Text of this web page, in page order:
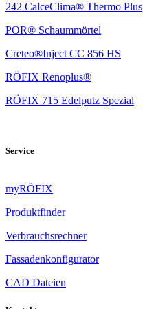
242 CalceClima® Thermo Plus
POR® Schaummörtel
Creteo®Inject CC 856 HS
RÖFIX Renoplus®
RÖFIX 715 Edelputz Spezial
Service
myRÖFIX
Produktfinder
Verbrauchsrechner
Fassadenkonfigurator
CAD Dateien